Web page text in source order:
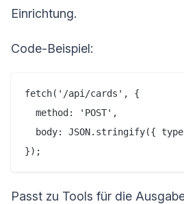
Einrichtung.
Code-Beispiel:
fetch('/api/cards', {
  method: 'POST',
body: JSON.stringify({
Passt zu Tools für die